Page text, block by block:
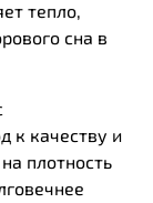
тепло,
сна в
к качеству и
плотность